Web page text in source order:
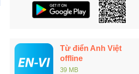
Từ điển Anh Việt
offline
39 MB